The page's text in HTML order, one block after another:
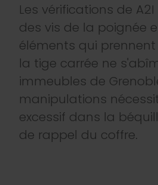
Les vérifications de
des vis de la poignée
éléments qui
la tige carrée ne
immeubles de
manipulations
excessif dans la
de rappel du coffre.